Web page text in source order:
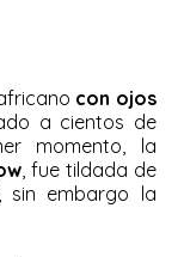
con ojos
a cientos de
momento, la
, fue tildada de
sin embargo la